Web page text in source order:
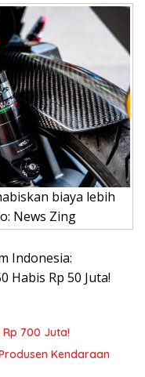
biaya lebih
News Zing
Indonesia:
Habis Rp 50 Juta!
700 Juta!
Kendaraan